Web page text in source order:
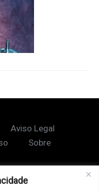
Aviso Legal
Sobre